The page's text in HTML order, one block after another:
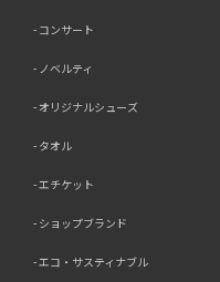
コンサート
ノベルティ
オリジナルシューズ
タオル
エチケット
ショップブランド
エコ・サスティナブル